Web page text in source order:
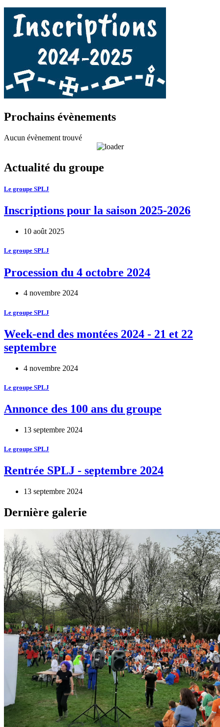
Prochains évènements
Aucun évènement trouvé
Actualité du groupe
Le groupe SPLJ
Inscriptions pour la saison 2025-2026
10 août 2025
Le groupe SPLJ
Procession du 4 octobre 2024
4 novembre 2024
Le groupe SPLJ
Week-end des montées 2024 - 21 et 22
septembre
4 novembre 2024
Le groupe SPLJ
Annonce des 100 ans du groupe
13 septembre 2024
Le groupe SPLJ
Rentrée SPLJ - septembre 2024
13 septembre 2024
Dernière galerie